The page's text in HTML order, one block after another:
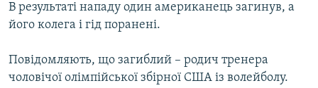
СПЕЦПРОЄКТИ
В результаті нападу один американець загинув, а
його колега і гід поранені.
Повідомляють, що загиблий – родич тренера
чоловічої олімпійської збірної США із волейболу.